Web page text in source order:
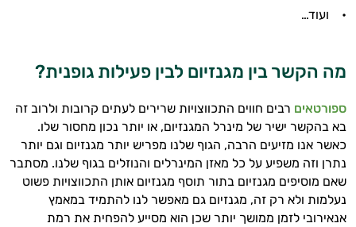
• ועוד…
מה הקשר בין מגנזיום לבין פעילות גופנית?
ספורטאים רבים חווים התכווצויות שרירים לעתים קרובות ולרוב זה
בא בהקשר ישיר של מינרל המגנזיום, או יותר נכון מחסור שלו.
כאשר אנו מזיעים הרבה, הגוף שלנו מפריש יותר מגנזיום וגם יותר
נתרן וזה משפיע על כל מאזן המינרלים והנוזלים בגוף שלנו. מסתבר
שאם מוסיפים מגנזיום בתור תוסף מגנזיום אותן התכווצויות פשוט
נעלמות ולא רק זה, מגנזיום גם מאפשר לנו להתמיד במאמץ
אנאירובי לזמן ממושך יותר שכן הוא מסייע להפחית את רמת
התשובות שלי מבוססות על מאגרי מידע קליניים
אני כאן כדי לעזור לך להתאים את תוספי
התזונה ומוצרי הבריאות המדויקים למטרות
ולמצב הגופני שלך, ולהסביר לך אילו רכיבים
עובדים יחד כדי למקסם תוצאות גם בחיי היום
יום וגם בתחום הכושר והספורט.
המטרה שלי היא להתאים עבורך המלצות
אישיות מבוססות מדעית.